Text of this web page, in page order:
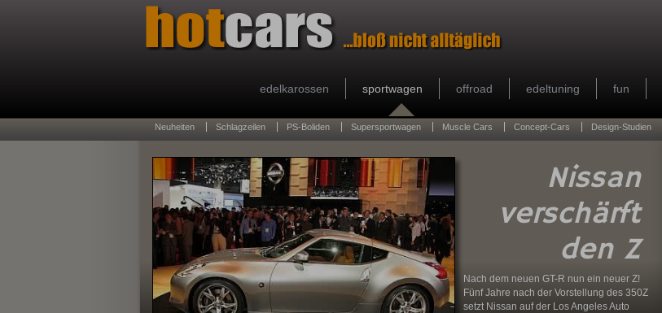
edelkarossen sportwagen offroad edeltuning fun
Neuheiten Schlagzeilen PS-Boliden Supersportwagen Muscle Cars Concept-Cars Design-Studien
Nissan
verschärft
den Z
Nach dem neuen GT-R nun ein neuer Z!
Fünf Jahre nach der Vorstellung des 350Z
setzt Nissan auf der Los Angeles Auto